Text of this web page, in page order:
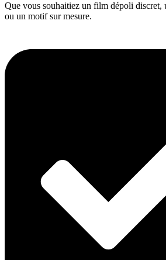
Que vous souhaitiez un film dépoli discret,
ou un motif sur mesure.